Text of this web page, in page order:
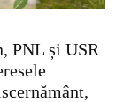
PNL și USR